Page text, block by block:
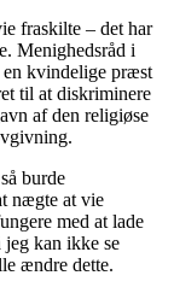
fraskilte – det har
Menighedsråd i
kvindelige præst
til at diskriminere
af den religiøse
burde
nægte at vie
med at lade
jeg kan ikke se
ændre dette.